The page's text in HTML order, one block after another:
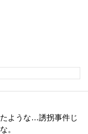
ような…誘拐事件じ
。